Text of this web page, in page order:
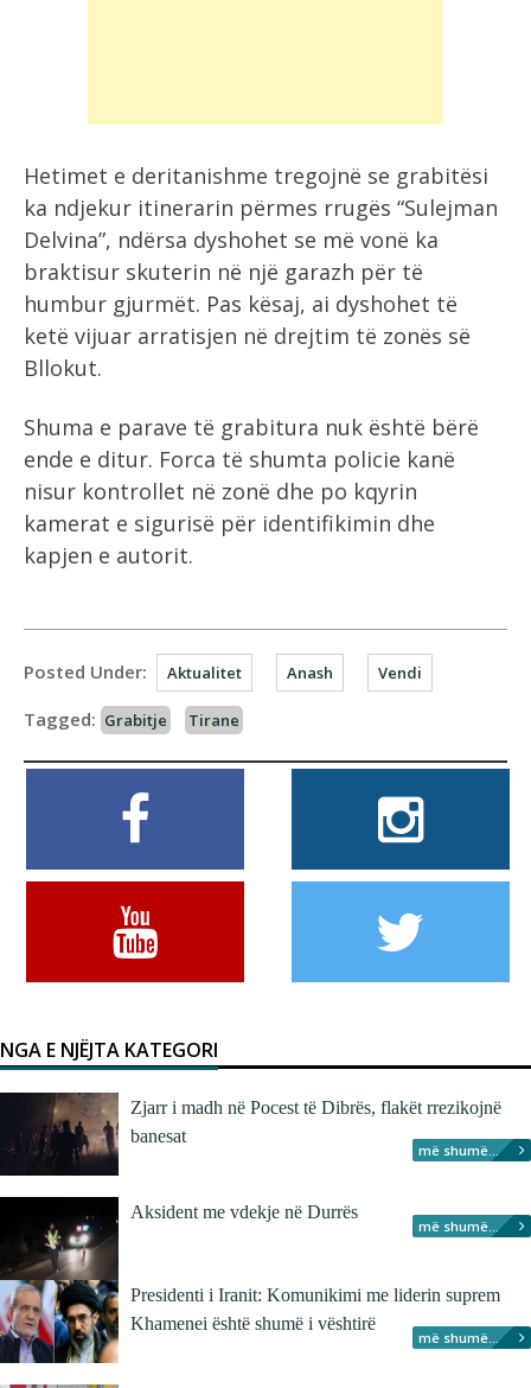
Hetimet e deritanishme tregojnë se grabitësi
ka ndjekur itinerarin përmes rrugës “Sulejman
Delvina”, ndërsa dyshohet se më vonë ka
braktisur skuterin në një garazh për të
humbur gjurmët. Pas kësaj, ai dyshohet të
ketë vijuar arratisjen në drejtim të zonës së
Bllokut.
Shuma e parave të grabitura nuk është bërë
ende e ditur. Forca të shumta policie kanë
nisur kontrollet në zonë dhe po kqyrin
kamerat e sigurisë për identifikimin dhe
kapjen e autorit.
Posted Under: Aktualitet Anash Vendi
Tagged: Grabitje Tirane
NGA E NJËJTA KATEGORI
Zjarr i madh në Pocest të Dibrës, flakët rrezikojnë
banesat
më shumë...
Aksident me vdekje në Durrës
më shumë...
Presidenti i Iranit: Komunikimi me liderin suprem
Khamenei është shumë i vështirë
më shumë...